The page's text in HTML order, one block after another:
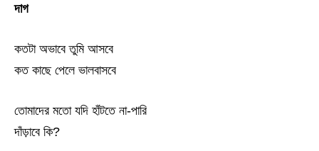
দাগ
কতটা অভাবে তুমি আসবে
কত কাছে পেলে ভালবাসবে
তোমাদের মতো যদি হাঁটতে না-পারি
দাঁড়াবে কি?